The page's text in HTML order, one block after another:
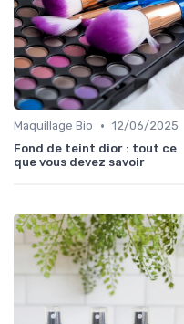
Maquillage Bio • 12/06/2025
Fond de teint dior : tout ce
que vous devez savoir